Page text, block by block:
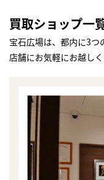
買取ショップ一
宝石広場は、都内に3つ
店舗にお気軽にお越しく